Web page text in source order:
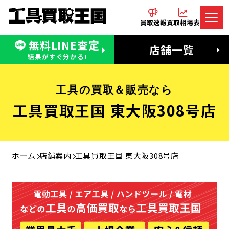
買取速報買取相場表
無料LINE査定
結果がすぐ分かる! 店舗一覧
無料LINE査定
受付：11:00〜19:00 木曜定休日
電話でお問合わせ
営業時間：11:00〜20:00
工具の買取＆販売なら
工具買取王国 東大阪308号店
ホーム 店舗案内 工具買取王国 東大阪308号店